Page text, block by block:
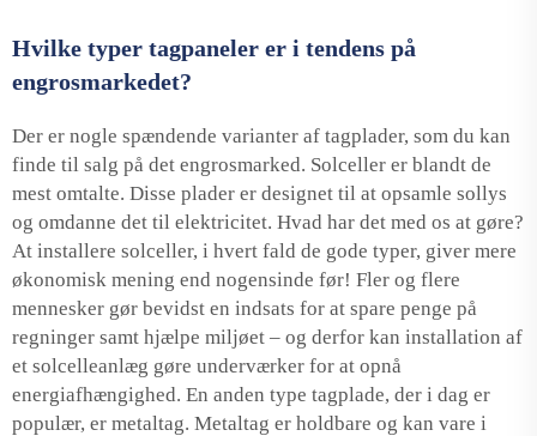
Hvilke typer tagpaneler er i tendens på
engrosmarkedet?
Der er nogle spændende varianter af tagplader, som du kan
finde til salg på det engrosmarked. Solceller er blandt de
mest omtalte. Disse plader er designet til at opsamle sollys
og omdanne det til elektricitet. Hvad har det med os at gøre?
At installere solceller, i hvert fald de gode typer, giver mere
økonomisk mening end nogensinde før! Fler og flere
mennesker gør bevidst en indsats for at spare penge på
regninger samt hjælpe miljøet – og derfor kan installation af
et solcelleanlæg gøre underværker for at opnå
energiafhængighed. En anden type tagplade, der i dag er
populær, er metaltag. Metaltag er holdbare og kan vare i